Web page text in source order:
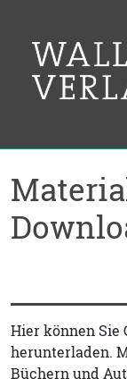
Hier können Sie
herunterladen.
Büchern und